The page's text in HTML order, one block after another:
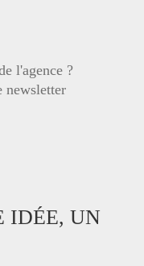
l'agence ?
newsletter
IDÉE, UN